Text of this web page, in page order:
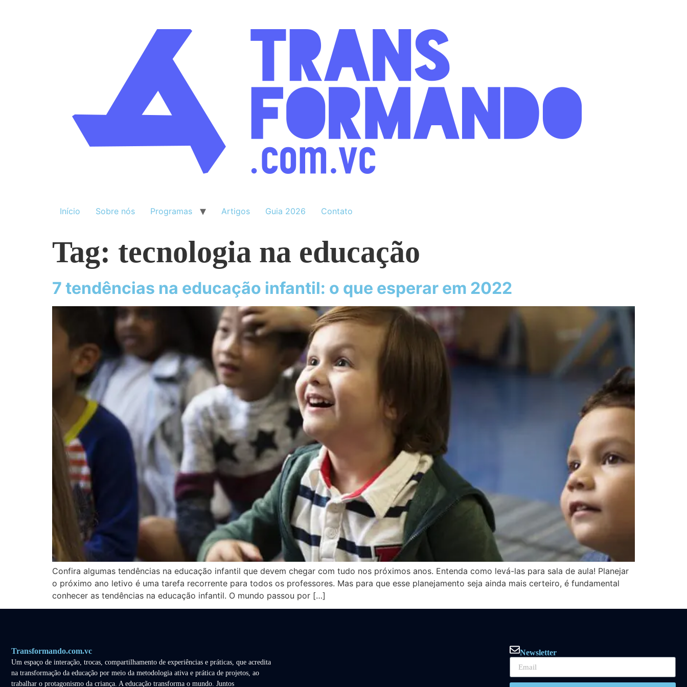
Início Sobre nós Programas Artigos Guia 2026 Contato
Tag: tecnologia na educação
7 tendências na educação infantil: o que esperar em 2022
Confira algumas tendências na educação infantil que devem chegar com tudo nos próximos anos. Entenda como levá-las para sala de aula! Planejar
o próximo ano letivo é uma tarefa recorrente para todos os professores. Mas para que esse planejamento seja ainda mais certeiro, é fundamental
conhecer as tendências na educação infantil. O mundo passou por […]
Transformando.com.vc
Um espaço de interação, trocas, compartilhamento de experiências e práticas, que acredita
na transformação da educação por meio da metodologia ativa e prática de projetos, ao
trabalhar o protagonismo da criança. A educação transforma o mundo. Juntos
Newsletter